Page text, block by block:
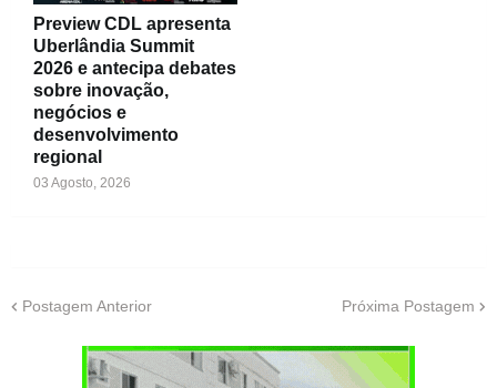
Preview CDL apresenta
Uberlândia Summit
2026 e antecipa debates
sobre inovação,
negócios e
desenvolvimento
regional
03 Agosto, 2026
Postagem Anterior Próxima Postagem